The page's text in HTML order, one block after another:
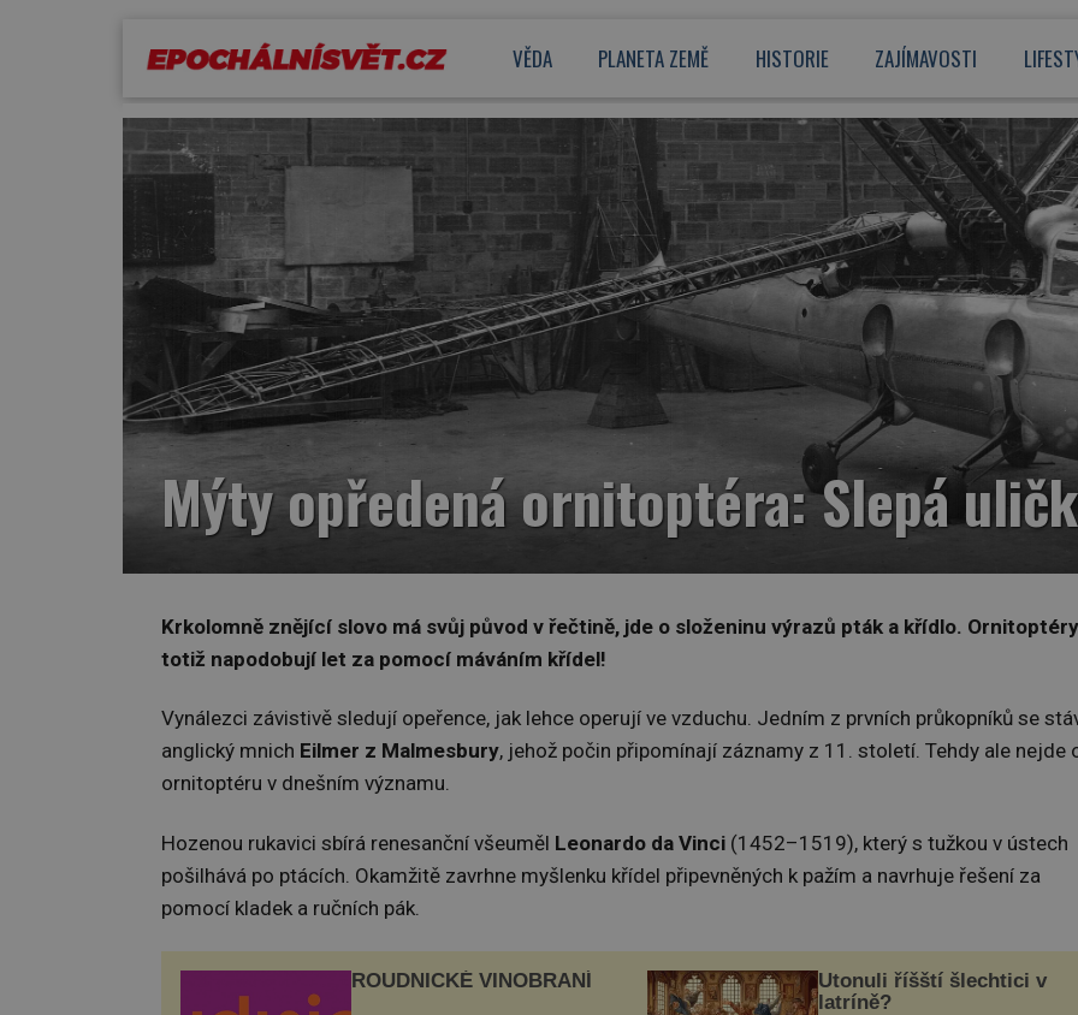
VĚDA PLANETA ZEMĚ HISTORIE ZAJÍMAVOSTI
Mýty opředená ornitoptéra: Slepá
Krkolomně znějící slovo má svůj původ v řečtině, jde o složeninu výrazů pták a křídlo. Ornitoptéry
totiž napodobují let za pomocí máváním křídel!
Vynálezci závistivě sledují opeřence, jak lehce operují ve vzduchu. Jedním z prvních průkopníků se
anglický mnich Eilmer z Malmesbury, jehož počin připomínají záznamy z 11. století. Tehdy ale nejde
ornitoptéru v dnešním významu.
Hozenou rukavici sbírá renesanční všeuměl Leonardo da Vinci (1452–1519), který s tužkou v ústech
pošilhává po ptácích. Okamžitě zavrhne myšlenku křídel připevněných k pažím a navrhuje řešení za
pomocí kladek a ručních pák.
ROUDNICKÉ VINOBRANÍ
Utonuli říšští šlechtici v
latríně?